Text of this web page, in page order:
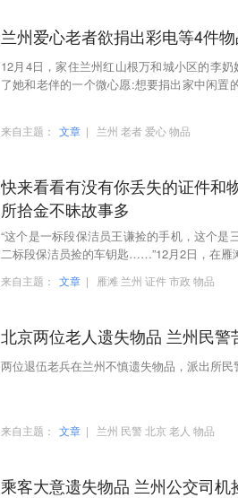
兰州爱心老者欲捐出彩电等4件
12月4日，家住兰州红山根万和城小区的李
了她和老伴的一个微心愿:想要捐出家中闲置
来自主题： 文章 | 兰州 老者 爱心物品
快来看看有没有你丢失的证件和
所拾金不昧故事多
“这个是一标段保洁员王谦捡的手机，这个是
二标段保洁员捡的车钥匙……”12月2日，在雁
来自主题： 文章 | 雁滩 兰州 证件市政 物品
北京两位老人遗失物品 兰州民警
两位退伍老兵在兰州不慎遗失物品，派出所民
来自主题： 文章 | 兰州 民警 北京 老人 物品
乘客大意遗失物品 兰州公交司机